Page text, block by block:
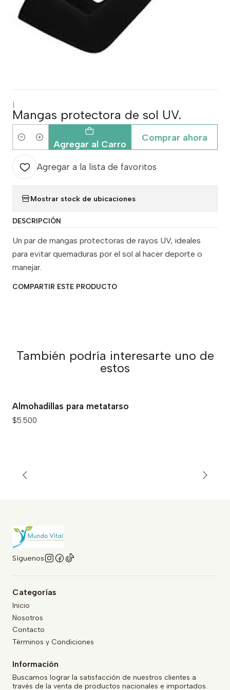
Mangas protectora de sol UV.
Cantidad Agregar al Carro
Comprar ahora
Agregar a la lista de favoritos
Mostrar stock de ubicaciones
DESCRIPCIÓN
Un par de mangas protectoras de rayos UV, ideales
para evitar quemaduras por el sol al hacer deporte o
manejar.
COMPARTIR ESTE PRODUCTO
También podría interesarte uno de
estos
Almohadillas para metatarso
$5.500
Síguenos
Categorías
Inicio
Nosotros
Contacto
Términos y Condiciones
Información
Buscamos lograr la satisfacción de nuestros clientes a
través de la venta de productos nacionales e importados.